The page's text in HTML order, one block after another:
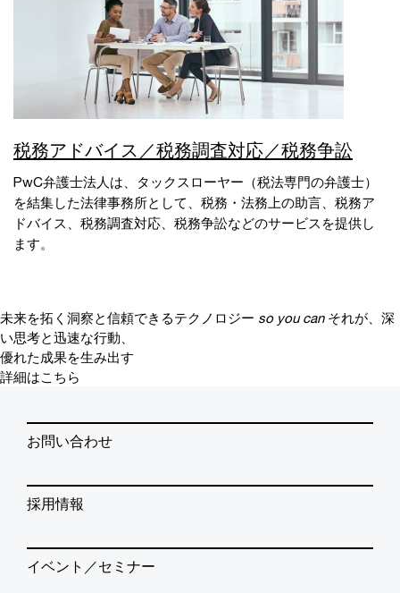
税務アドバイス／税務調査対応／税務争訟
PwC弁護士法人は、タックスローヤー（税法専門の弁護士）
を結集した法律事務所として、税務・法務上の助言、税務ア
ドバイス、税務調査対応、税務争訟などのサービスを提供し
ます。
未来を拓く洞察と信頼できるテクノロジー so you can それが、深
い思考と迅速な行動、
優れた成果を生み出す
詳細はこちら
お問い合わせ
採用情報
イベント／セミナー